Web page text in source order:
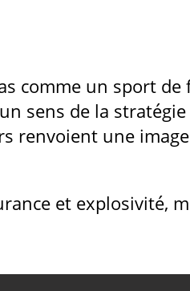
comme un sport
sens de la
renvoient une
et explosivité,